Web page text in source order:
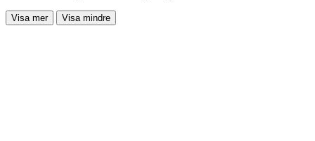
Visa mer Visa mindre